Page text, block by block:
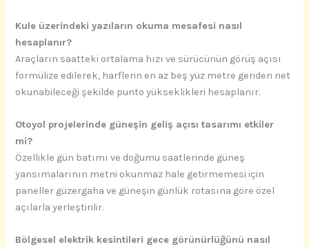
Kule üzerindeki yazıların okuma mesafesi nasıl
hesaplanır?
Araçların saatteki ortalama hızı ve sürücünün görüş açısı
formülize edilerek, harflerin en az beş yüz metre geriden net
okunabileceği şekilde punto yükseklikleri hesaplanır.
Otoyol projelerinde güneşin geliş açısı tasarımı etkiler
mi?
Özellikle gün batımı ve doğumu saatlerinde güneş
yansımalarının metni okunmaz hale getirmemesi için
paneller güzergaha ve güneşin günlük rotasına göre özel
açılarla yerleştirilir.
Bölgesel elektrik kesintileri gece görünürlüğünü nasıl